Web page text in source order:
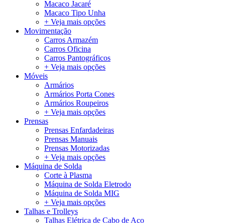
Macaco Jacaré
Macaco Tipo Unha
+ Veja mais opções
Movimentação
Carros Armazém
Carros Oficina
Carros Pantográficos
+ Veja mais opções
Móveis
Armários
Armários Porta Cones
Armários Roupeiros
+ Veja mais opções
Prensas
Prensas Enfardadeiras
Prensas Manuais
Prensas Motorizadas
+ Veja mais opções
Máquina de Solda
Corte à Plasma
Máquina de Solda Eletrodo
Máquina de Solda MIG
+ Veja mais opções
Talhas e Trolleys
Talhas Elétrica de Cabo de Aço